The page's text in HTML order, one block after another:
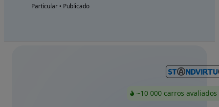
Particular • Publicado
~10 000 carros